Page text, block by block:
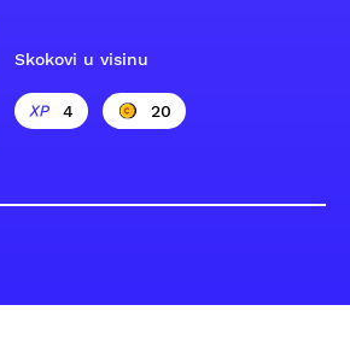
Skokovi u visinu
4 20